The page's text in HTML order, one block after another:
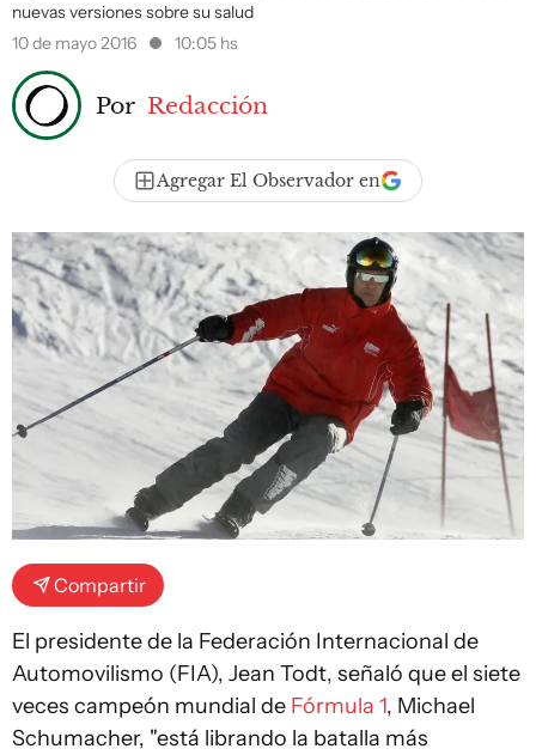
nuevas versiones sobre su salud
10 de mayo 2016
10:05 hs
Por Redacción
Agregar El Observador en
Compartir
El presidente de la Federación Internacional de
Automovilismo (FIA), Jean Todt, señaló que el siete
veces campeón mundial de Fórmula 1, Michael
Schumacher, "está librando la batalla más